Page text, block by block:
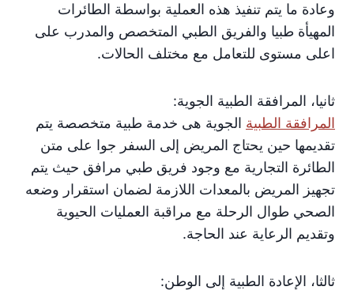
وعادة ما يتم تنفيذ هذه العملية بواسطة الطائرات
المهيأة طبيا والفريق الطبي المتخصص والمدرب على
اعلى مستوى للتعامل مع مختلف الحالات.
ثانيا، المرافقة الطبية الجوية:
المرافقة الطبية الجوية هى خدمة طبية متخصصة يتم
تقديمها حين يحتاج المريض إلى السفر جوا على متن
الطائرة التجارية مع وجود فريق طبي مرافق حيث يتم
تجهيز المريض بالمعدات اللازمة لضمان استقرار وضعه
الصحي طوال الرحلة مع مراقبة العمليات الحيوية
وتقديم الرعاية عند الحاجة.
ثالثا، الإعادة الطبية إلى الوطن: